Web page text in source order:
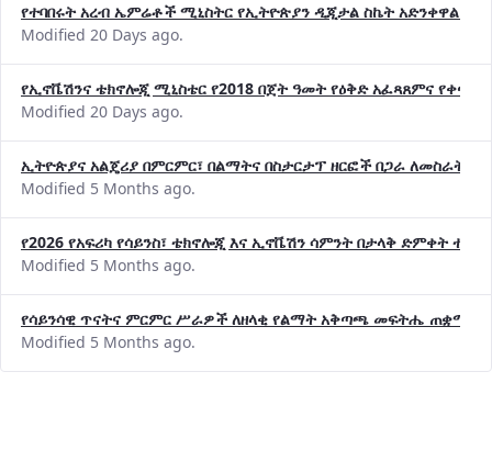
የተባበሩት አረብ ኤምሬቶች ሚኒስትር የኢትዮጵያን ዲጂታል ስኬት አድንቀዋል
Modified 20 Days ago.
የኢኖቬሽንና ቴክኖሎጂ ሚኒስቴር የ2018 በጀት ዓመት የዕቅድ አፈጻጸምና
Modified 20 Days ago.
ኢትዮጵያና አልጄሪያ በምርምር፣ በልማትና በስታርታፕ ዘርፎች በጋራ ለመስራት
Modified 5 Months ago.
የ2026 የአፍሪካ የሳይንስ፣ ቴክኖሎጂ እና ኢኖቬሽን ሳምንት በታላቅ ድምቀት
Modified 5 Months ago.
የሳይንሳዊ ጥናትና ምርምር ሥራዎች ለዘላቂ የልማት አቅጣጫ መፍትሔ ጠቋሚ
Modified 5 Months ago.